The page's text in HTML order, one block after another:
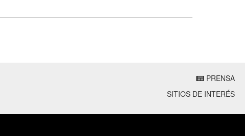
PRENSA
SITIOS DE INTERÉS